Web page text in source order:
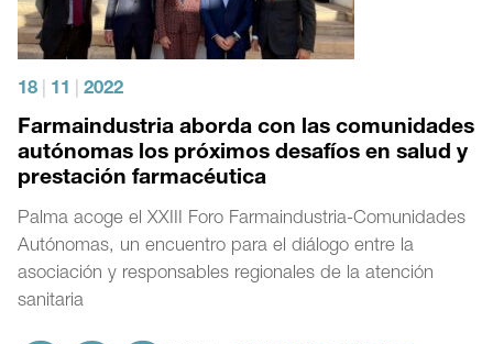
18 11 2022
Farmaindustria aborda con las comunidades
autónomas los próximos desafíos en salud y
prestación farmacéutica
Palma acoge el XXIII Foro Farmaindustria-Comunidades
Autónomas, un encuentro para el diálogo entre la
asociación y responsables regionales de la atención
sanitaria